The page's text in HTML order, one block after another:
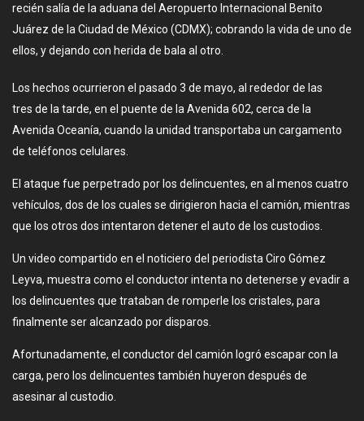
recién salía de la aduana del Aeropuerto Internacional Benito
Juárez de la Ciudad de México (CDMX); cobrando la vida de uno de
ellos, y dejando con herida de bala al otro.
Los hechos ocurrieron el pasado 3 de mayo, al rededor de las
tres de la tarde, en el puente de la Avenida 602, cerca de la
Avenida Oceanía, cuando la unidad transportaba un cargamento
de teléfonos celulares.
El ataque fue perpetrado por los delincuentes, en al menos cuatro
vehículos, dos de los cuales se dirigieron hacia el camión, mientras
que los otros dos intentaron detener el auto de los custodios.
Un video compartido en el noticiero del periodista Ciro Gómez
Leyva, muestra como el conductor intenta no detenerse y evadir a
los delincuentes que trataban de romperle los cristales, para
finalmente ser alcanzado por disparos.
Afortunadamente, el conductor del camión logró escapar con la
carga, pero los delincuentes también huyeron después de
asesinar al custodio.